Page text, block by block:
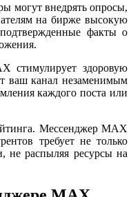
могут внедрять опросы,
на бирже высокую
факты о
стимулирует здоровую
ваш канал незаменимым
каждого поста или
Мессенджер MAX
требует не только
не распыляя ресурсы на